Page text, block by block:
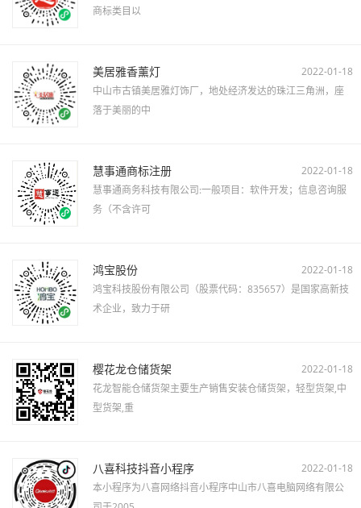
商标类目以
美居雅香薰灯
2022-01-18
中山市古镇美居雅灯饰厂，地处经济发达的珠江三角洲，座
落于美丽的中
慧事通商标注册
2022-01-18
慧事通商务科技有限公司:一般项目：软件开发；信息咨询服
务（不含许可
鸿宝股份
2022-01-18
鸿宝科技股份有限公司（股票代码：835657）是国家高新技
术企业，致力于研
樱花龙仓储货架
2022-01-18
花龙智能仓储货架主要生产销售安装仓储货架，轻型货架,中
型货架,重
八喜科技抖音小程序
2022-01-18
本小程序为八喜网络抖音小程序中山市八喜电脑网络有限公